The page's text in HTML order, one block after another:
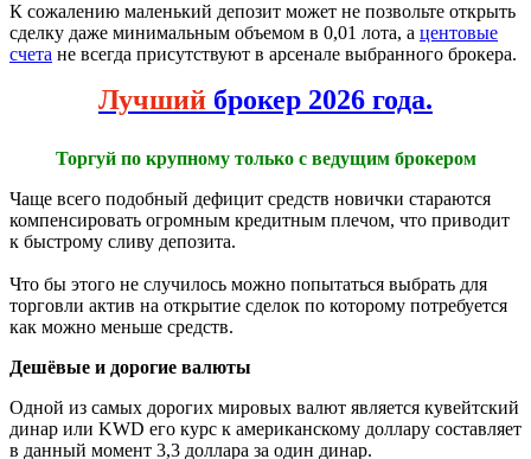
К сожалению маленький депозит может не позвольте открыть
сделку даже минимальным объемом в 0,01 лота, а центовые
счета не всегда присутствуют в арсенале выбранного брокера.
Лучший брокер 2026 года.
Торгуй по крупному только с ведущим брокером
Чаще всего подобный дефицит средств новички стараются
компенсировать огромным кредитным плечом, что приводит
к быстрому сливу депозита.
Что бы этого не случилось можно попытаться выбрать для
торговли актив на открытие сделок по которому потребуется
как можно меньше средств.
Дешёвые и дорогие валюты
Одной из самых дорогих мировых валют является кувейтский
динар или KWD его курс к американскому доллару составляет
в данный момент 3,3 доллара за один динар.